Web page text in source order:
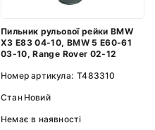
Пильник рульової рейки BMW
X3 E83 04-10, BMW 5 E60-61
03-10, Range Rover 02-12
Номер артикула: T483310
Стан Новий
Немає в наявності